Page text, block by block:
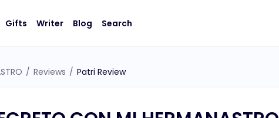
Gifts Writer Blog Search
/ Reviews / Patri Review